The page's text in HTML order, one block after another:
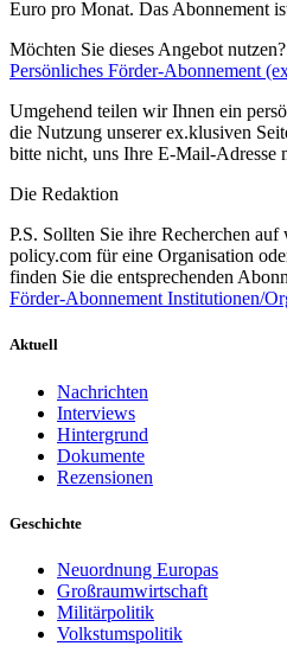
Euro pro Monat. Das Abonnement
Möchten Sie dieses Angebot
Persönliches Förder-Abonnement
Umgehend teilen wir Ihnen ein
die Nutzung unserer ex.klusiven
bitte nicht, uns Ihre E-Mail-Adresse
Die Redaktion
P.S. Sollten Sie ihre Recherchen
policy.com für eine Organisation
finden Sie die entsprechenden
Förder-Abonnement Institutionen/
Aktuell
Nachrichten
Interviews
Hintergrund
Dokumente
Rezensionen
Geschichte
Neuordnung Europas
Großraumwirtschaft
Militärpolitik
Volkstumspolitik